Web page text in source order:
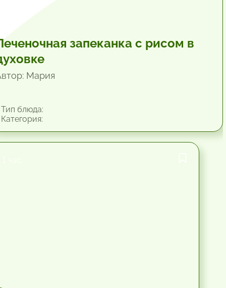
запеканка с рисом в
Мария
блюда: